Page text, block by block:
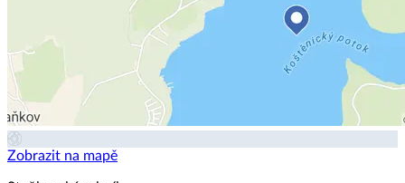
Zobrazit na mapě